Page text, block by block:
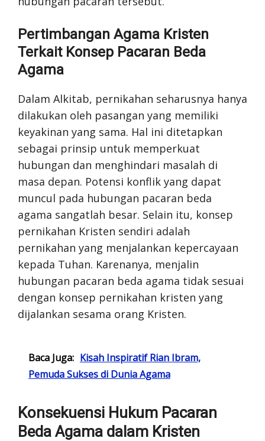
Pertimbangan Agama Kristen
Terkait Konsep Pacaran Beda
Agama
Dalam Alkitab, pernikahan seharusnya hanya
dilakukan oleh pasangan yang memiliki
keyakinan yang sama. Hal ini ditetapkan
sebagai prinsip untuk memperkuat
hubungan dan menghindari masalah di
masa depan. Potensi konflik yang dapat
muncul pada hubungan pacaran beda
agama sangatlah besar. Selain itu, konsep
pernikahan Kristen sendiri adalah
pernikahan yang menjalankan kepercayaan
kepada Tuhan. Karenanya, menjalin
hubungan pacaran beda agama tidak sesuai
dengan konsep pernikahan kristen yang
dijalankan sesama orang Kristen.
Baca Juga: Kisah Inspiratif Rian Ibram,
Pemuda Sukses di Dunia Agama
Konsekuensi Hukum Pacaran
Beda Agama dalam Kristen